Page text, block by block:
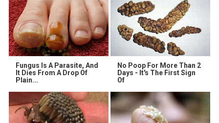
Fungus Is A Parasite, And
It Dies From A Drop Of
Plain...
No Poop For More Than 2
Days - It's The First Sign
Of